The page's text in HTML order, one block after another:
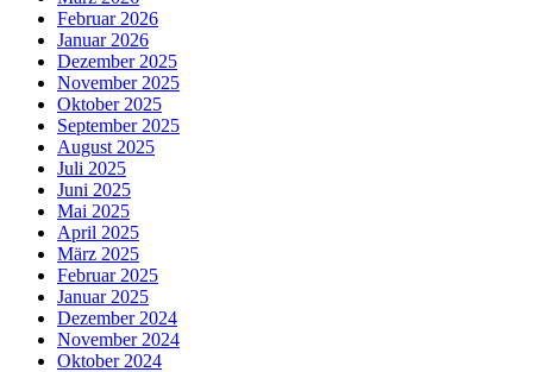
Februar 2026
Januar 2026
Dezember 2025
November 2025
Oktober 2025
September 2025
August 2025
Juli 2025
Juni 2025
Mai 2025
April 2025
März 2025
Februar 2025
Januar 2025
Dezember 2024
November 2024
Oktober 2024